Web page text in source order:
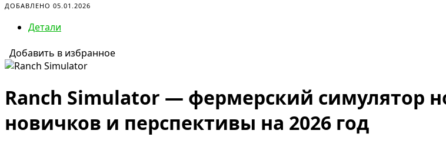
ДОБАВЛЕНО 05.01.2026
Детали
Добавить в избранное
Ranch Simulator — фермерский симулятор
новичков и перспективы на 2026 год